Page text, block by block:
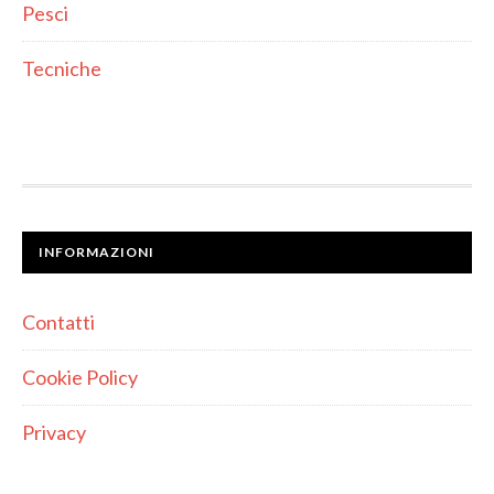
Pesci
Tecniche
INFORMAZIONI
Contatti
Cookie Policy
Privacy